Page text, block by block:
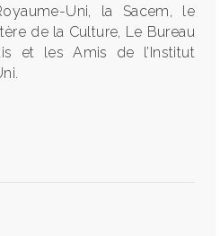
Uni, la Sacem, le
de la Culture, Le Bureau
et les Amis de l’Institut